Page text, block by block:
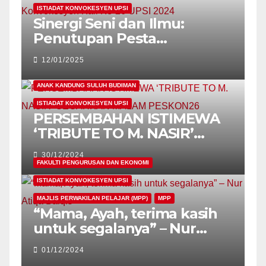
ISTIADAT KONVOKESYEN UPSI
Sinergi Seni dan Ilmu:
Penutupan Pesta
Konvokesyen Kali Ke-26
UPSI 2024
12/01/2025
ANAK KANDUNG SULUH BUDIMAN
ISTIADAT KONVOKESYEN UPSI
PERSEMBAHAN ISTIMEWA
‘TRIBUTE TO M. NASIR’
GEGARKAN MALAM
PESKON26
30/12/2024
FAKULTI PENGURUSAN DAN EKONOMI
ISTIADAT KONVOKESYEN UPSI
MAJLIS PERWAKILAN PELAJAR (MPP) MPP
“Mama, Ayah, terima kasih
untuk segalanya” – Nur
Atiqa Balqis
01/12/2024